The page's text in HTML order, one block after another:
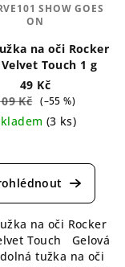
na oči Rocker
Touch 1 g
49 Kč
Kč (–55 %)
(3 ks)
hodnocení
produktu
z
5
hvězdiček.
na oči Rocker
Touch Gelová
tužka na oči
SHOW GOES
ON